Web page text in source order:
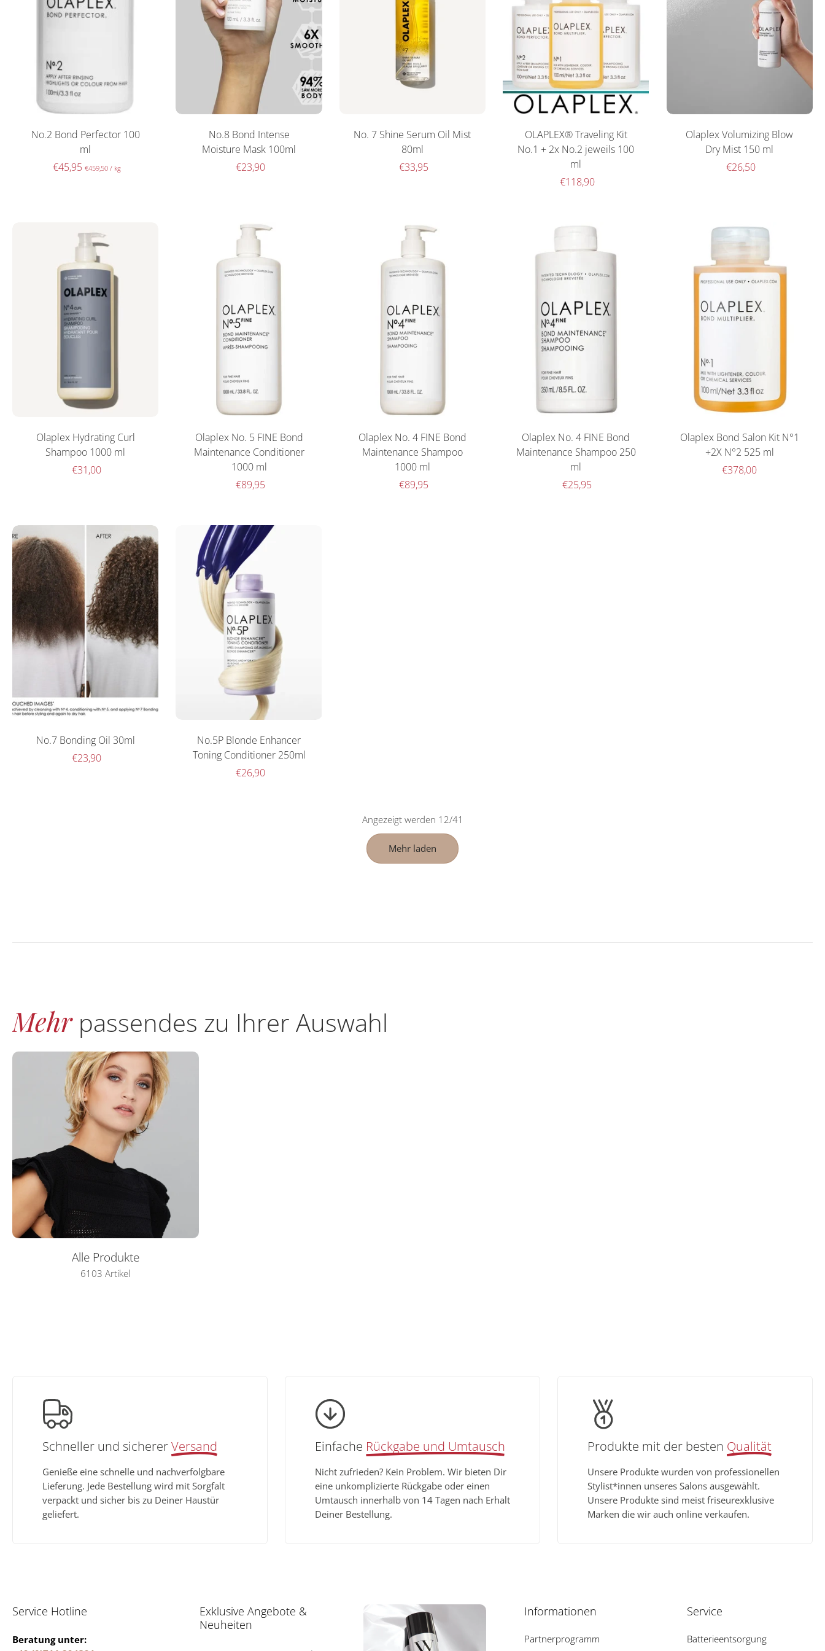
No.2 Bond Perfector 100
ml
€45,95 €459,50 / kg
No.8 Bond Intense
Moisture Mask 100ml
€23,90
No. 7 Shine Serum Oil Mist
80ml
€33,95
OLAPLEX® Traveling Kit
No.1 + 2x No.2 jeweils 100
ml
€118,90
Olaplex Volumizing Blow
Dry Mist 150 ml
€26,50
Olaplex Hydrating Curl
Shampoo 1000 ml
€31,00
Olaplex No. 5 FINE Bond
Maintenance Conditioner
1000 ml
€89,95
Olaplex No. 4 FINE Bond
Maintenance Shampoo
1000 ml
€89,95
Olaplex No. 4 FINE Bond
Maintenance Shampoo 250
ml
€25,95
Olaplex Bond Salon Kit N°1
+2X N°2 525 ml
€378,00
No.7 Bonding Oil 30ml
€23,90
No.5P Blonde Enhancer
Toning Conditioner 250ml
€26,90
Angezeigt werden 12/41
Mehr laden
Mehrpassendes zu Ihrer Auswahl
Alle Produkte
6103 Artikel
Schneller und sichererVersand
Genieße eine schnelle und nachverfolgbare
Lieferung. Jede Bestellung wird mit Sorgfalt
verpackt und sicher bis zu Deiner Haustür
geliefert.
Einfache Rückgabe und Umtausch
Nicht zufrieden? Kein Problem. Wir bieten Dir
eine unkomplizierte Rückgabe oder einen
Umtausch innerhalb von 14 Tagen nach Erhalt
Deiner Bestellung.
Produkte mit der besten Qualität
Unsere Produkte wurden von professionellen
Stylist*innen unseres Salons ausgewählt.
Unsere Produkte sind meist friseurexklusive
Marken die wir auch online verkaufen.
Service Hotline
Beratung unter:
Exklusive Angebote &
Neuheiten
Informationen
Partnerprogramm
Service
Batterieentsorgung